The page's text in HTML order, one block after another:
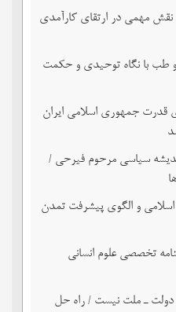
نقش مهمی در ارتقای کارآمدی
طب با نگاه توحیدی و حکمت
قدرت جمهوری اسلامی ایران
اندیشه سیاسی مرحوم فیرحی /
و الگوی پیشرفت تمدن
تخصصی علوم انسانی
ـ ملت نیست / راه حل